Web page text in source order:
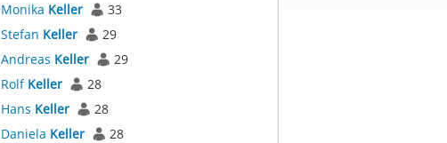
Monika Keller
33
Stefan Keller
29
Andreas Keller
29
Rolf Keller
28
Hans Keller
28
Daniela Keller
28